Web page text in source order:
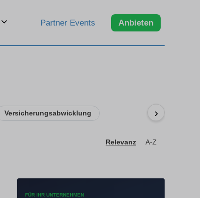
Partner Events Anbieten
Versicherungsabwicklung ›
Relevanz A-Z
FÜR IHR UNTERNEHMEN